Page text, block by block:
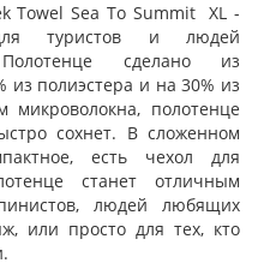
Towel Sea To Summit XL -
туристов и людей
сделано из
полиэстера и на 30% из
микроволокна, полотенце
сохнет. В сложенном
есть чехол для
станет отличным
людей любящих
или просто для тех, кто